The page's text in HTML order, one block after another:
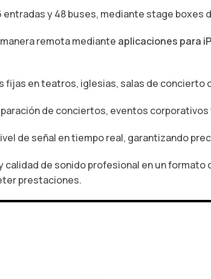
entradas y 48 buses, mediante stage boxes
remota mediante aplicaciones para
fijas en teatros, iglesias, salas de concierto
de conciertos, eventos
de señal en tiempo real, garantizando
de sonido profesional en un
prestaciones.